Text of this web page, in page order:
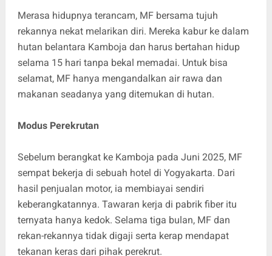
Merasa hidupnya terancam, MF bersama tujuh
rekannya nekat melarikan diri. Mereka kabur ke dalam
hutan belantara Kamboja dan harus bertahan hidup
selama 15 hari tanpa bekal memadai. Untuk bisa
selamat, MF hanya mengandalkan air rawa dan
makanan seadanya yang ditemukan di hutan.
Modus Perekrutan
Sebelum berangkat ke Kamboja pada Juni 2025, MF
sempat bekerja di sebuah hotel di Yogyakarta. Dari
hasil penjualan motor, ia membiayai sendiri
keberangkatannya. Tawaran kerja di pabrik fiber itu
ternyata hanya kedok. Selama tiga bulan, MF dan
rekan-rekannya tidak digaji serta kerap mendapat
tekanan keras dari pihak perekrut.